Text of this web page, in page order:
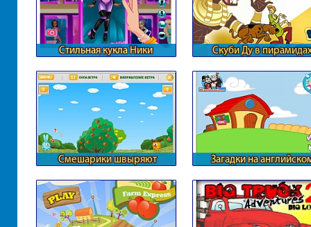
Стильная кукла Ники Скуби Ду в
Смешарики швыряют
Загадки на